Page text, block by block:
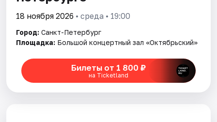
18 ноября 2026 • среда • 19:00
Город: Санкт-Петербург
Площадка: Большой концертный зал «Октябрьский»
Билеты от 1 800 ₽
на Ticketland